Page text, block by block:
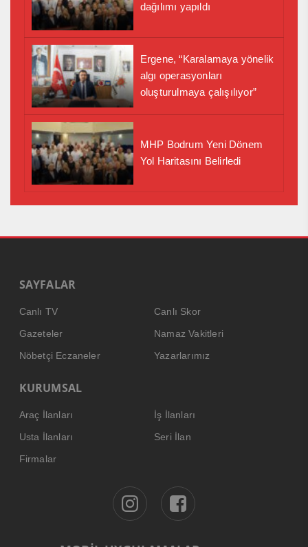
dağılımı yapıldı
Ergene, “Karalamaya yönelik
algı operasyonları
oluşturulmaya çalışılıyor”
MHP Bodrum Yeni Dönem
Yol Haritasını Belirledi
SAYFALAR
Canlı TV
Canlı Skor
Gazeteler
Namaz Vakitleri
Nöbetçi Eczaneler
Yazarlarımız
KURUMSAL
Araç İlanları
İş İlanları
Usta İlanları
Seri İlan
Firmalar